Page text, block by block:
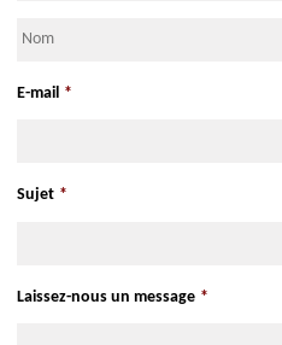
Nom
E-mail *
Sujet *
Laissez-nous un message *